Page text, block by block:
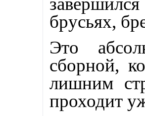
брусьях,
Это
сборной,
лишним
проходит